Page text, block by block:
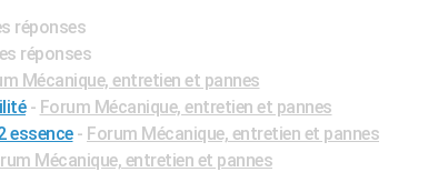
réponses
réponses
Mécanique, entretien et pannes
- Forum Mécanique, entretien et pannes
essence - Forum Mécanique, entretien et pannes
Mécanique, entretien et pannes